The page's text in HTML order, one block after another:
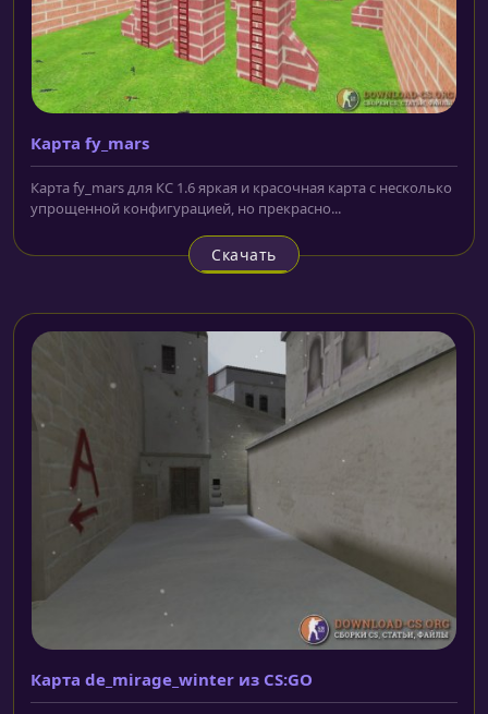
Карта fy_mars
Карта fy_mars для КС 1.6 яркая и красочная карта с несколько
упрощенной конфигурацией, но прекрасно...
Скачать
Карта de_mirage_winter из CS:GO